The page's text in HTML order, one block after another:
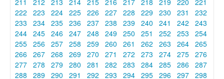
222
223 224 225 226 227 228 229 230 231
232
233
234 235 236 237 238 239 240 241 242
243
244 245 246 247 248 249 250 251 252 253
254
255 256 257 258 259 260 261 262 263 264 265
266 267 268 269 270 271 272 273 274 275 276
277 278 279 280 281 282 283 284 285 286 287
288
289 290 291 292 293 294 295 296 297 298